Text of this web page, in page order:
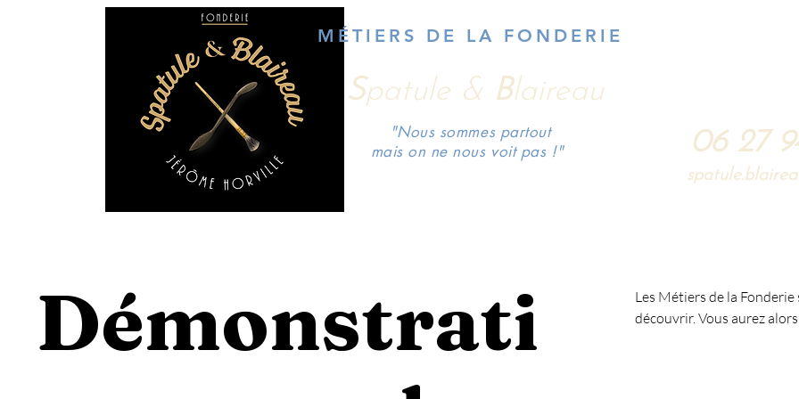
MÉTIERS DE LA FONDERIE
Spatule & Blaireau
"Nous sommes partout
mais on ne nous voit pas !"
06 27
Démonstrati
Les Métiers de la
découvrir. Vous aurez